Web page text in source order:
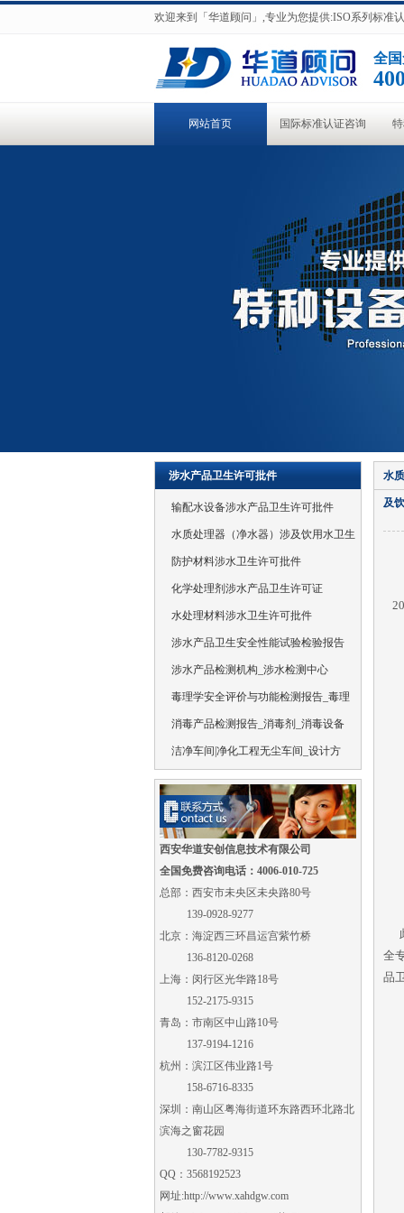
欢迎来到「华道顾问」,专业为您提供:ISO系列标准
全国
网站首页 国际标准认证咨询
涉水产品卫生许可批件
输配水设备涉水产品卫生许可批件
水质处理器（净水器）涉及饮用水卫生
防护材料涉水卫生许可批件
化学处理剂涉水产品卫生许可证
水处理材料涉水卫生许可批件
涉水产品卫生安全性能试验检验报告
涉水产品检测机构_涉水检测中心
毒理学安全评价与功能检测报告_毒理
消毒产品检测报告_消毒剂_消毒设备
洁净车间|净化工程无尘车间_设计方
西安华道安创信息技术有限公司
全国免费咨询电话：4006-010-725
总部：西安市未央区未央路80号
139-0928-9277
北京：海淀西三环昌运宫紫竹桥
136-8120-0268
上海：闵行区光华路18号
152-2175-9315
青岛：市南区中山路10号
137-9194-1216
杭州：滨江区伟业路1号
158-6716-8335
深圳：南山区粤海街道环东路西环北路北
滨海之窗花园
130-7782-9315
QQ：3568192523
网址:http://www.xahdgw.com
水
及
此
全
品